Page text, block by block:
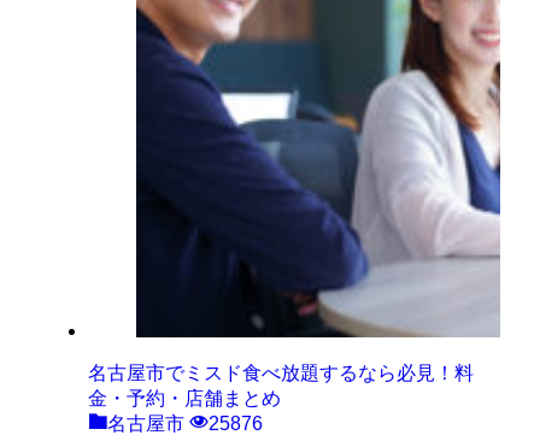
名古屋市でミスド食べ放題するなら必見！料
金・予約・店舗まとめ
名古屋市
25876